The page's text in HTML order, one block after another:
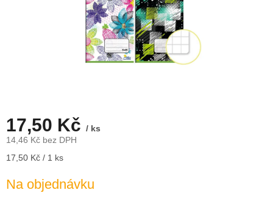
17,50 Kč / ks
14,46 Kč bez DPH
Měrná
17,50 Kč / 1 ks
Na objednávku